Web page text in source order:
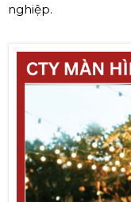
nghiệp.